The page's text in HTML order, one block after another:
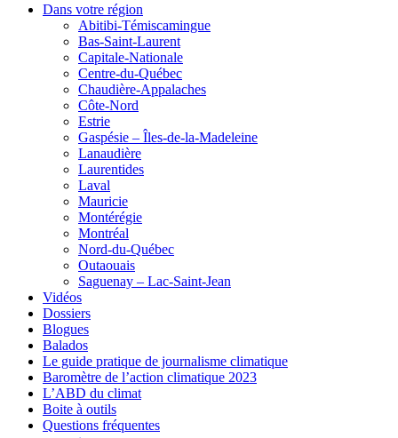
Dans votre région
Abitibi-Témiscamingue
Bas-Saint-Laurent
Capitale-Nationale
Centre-du-Québec
Chaudière-Appalaches
Côte-Nord
Estrie
Gaspésie – Îles-de-la-Madeleine
Lanaudière
Laurentides
Laval
Mauricie
Montérégie
Montréal
Nord-du-Québec
Outaouais
Saguenay – Lac-Saint-Jean
Vidéos
Dossiers
Blogues
Balados
Le guide pratique de journalisme climatique
Baromètre de l’action climatique 2023
L’ABD du climat
Boite à outils
Questions fréquentes